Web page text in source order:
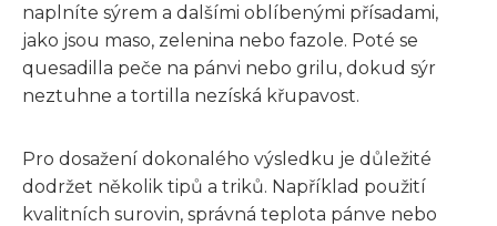
naplníte sýrem a dalšími oblíbenými přísadami,
jako jsou maso, zelenina nebo fazole. Poté se
quesadilla peče na pánvi nebo grilu, dokud sýr
neztuhne a tortilla nezíská křupavost.
Pro dosažení dokonalého výsledku je důležité
dodržet několik tipů a triků. Například použití
kvalitních surovin, správná teplota pánve nebo